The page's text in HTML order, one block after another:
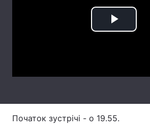
Регіони
Архів Вакансії
Play
Початок зустрічі - о 19.55.